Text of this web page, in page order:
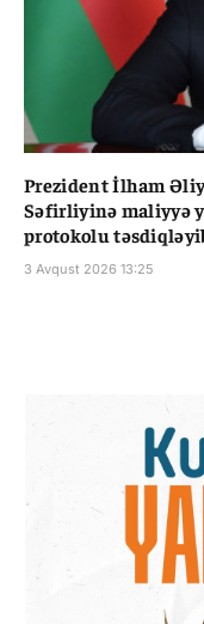
Prezident İlham
Səfirliyinə maliyyə
protokolu
3 Avqust 2026 13:25